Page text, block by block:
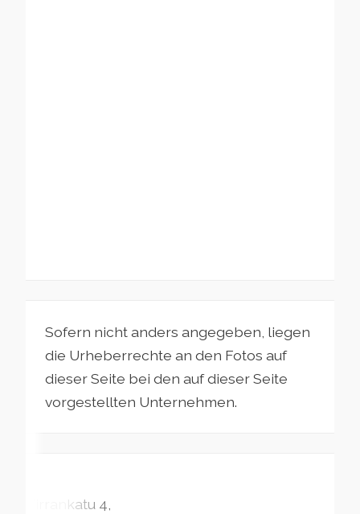
Sofern nicht anders angegeben, liegen
die Urheberrechte an den Fotos auf
dieser Seite bei den auf dieser Seite
vorgestellten Unternehmen.
Virrankatu 4